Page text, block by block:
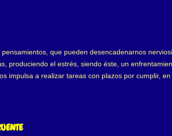
e indispensable de nuestra boca y debemos
que pueden desencadenarnos
produciendo el estrés, siendo éste, un
impulsa a realizar tareas con plazos por cumplir,
es un estrés crónico y justo éste, genera
apretando sus dientes superiores contra los